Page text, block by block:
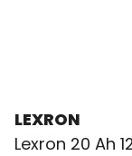
LEXRON
Lexron 20 Ah